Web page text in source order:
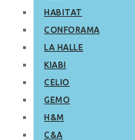
HABITAT
CONFORAMA
LA HALLE
KIABI
CELIO
GEMO
H&M
C&A